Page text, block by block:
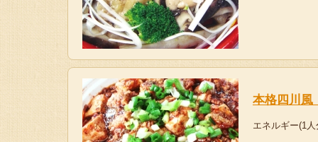
本格四川風
エネルギー(1人